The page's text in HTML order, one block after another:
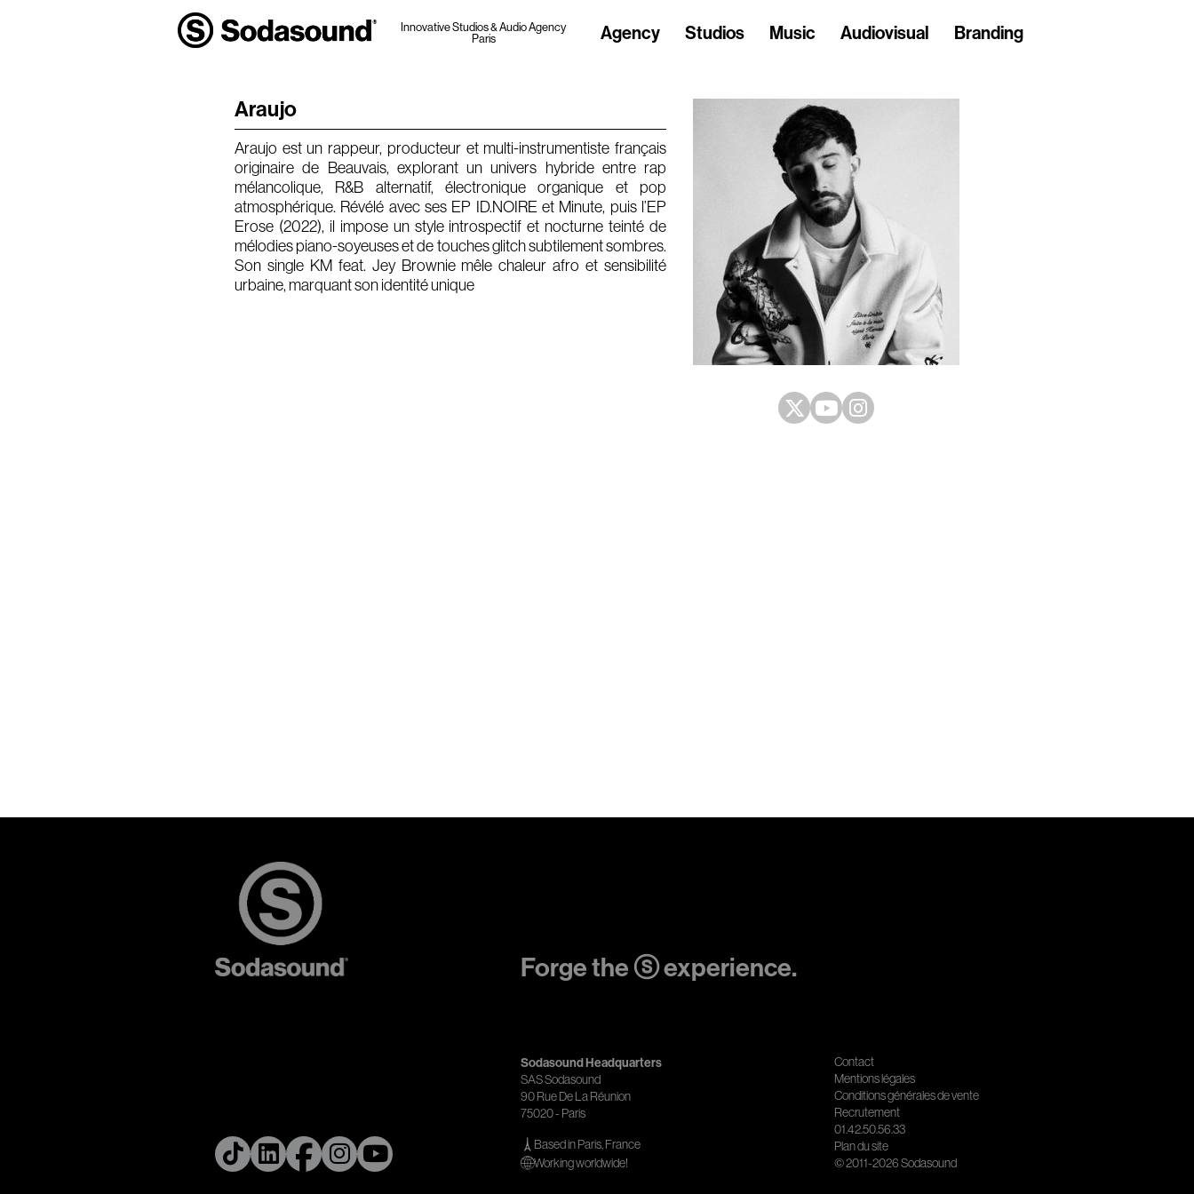
Innovative Studios & Audio Agency
Paris
Agency Studios Music Audiovisual Branding
Araujo
Araujo est un rappeur, producteur et multi-instrumentiste français
originaire de Beauvais, explorant un univers hybride entre rap
mélancolique, R&B alternatif, électronique organique et pop
atmosphérique. Révélé avec ses EP ID.NOIRE et Minute, puis l’EP
Erose (2022), il impose un style introspectif et nocturne teinté de
mélodies piano-soyeuses et de touches glitch subtilement sombres.
Son single KM feat. Jey Brownie mêle chaleur afro et sensibilité
urbaine, marquant son identité unique
Forge the ⓢ experience.
Sodasound Headquarters
SAS Sodasound
90 Rue De La Réunion
75020 - Paris
Based in Paris, France
Working worldwide!
Contact
Mentions légales
Conditions générales de vente
Recrutement
01.42.50.56.33
Plan du site
© 2011-2026 Sodasound